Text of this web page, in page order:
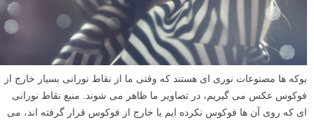
بوکه ها مصنوعات نوری ای هستند که وقتی ما از نقاط نورانی بسیار خارج از
فوکوس عکس می گیریم، در تصاویر ما ظاهر می شوند. منبع نقاط نورانی
ای که روی آن ها فوکوس نکرده ایم یا خارج از فوکوس قرار گرفته اند، می